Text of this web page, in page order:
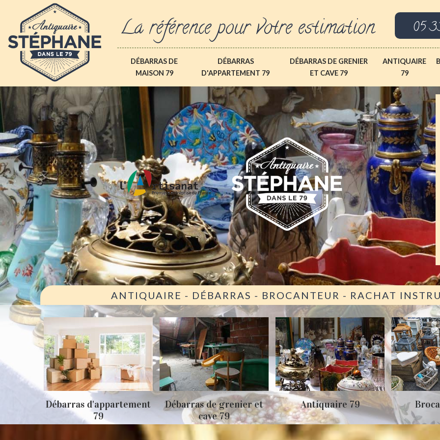
La référence pour votre estimation 05
DÉBARRAS DE
MAISON 79
DÉBARRAS
D'APPARTEMENT 79
DÉBARRAS DE GRENIER
ET CAVE 79
ANTIQUAIRE
79
ANTIQUAIRE - DÉBARRAS - BROCANTEUR - RACHAT
Débarras d'appartement
79
Débarras de grenier et
cave 79
Antiquaire 79